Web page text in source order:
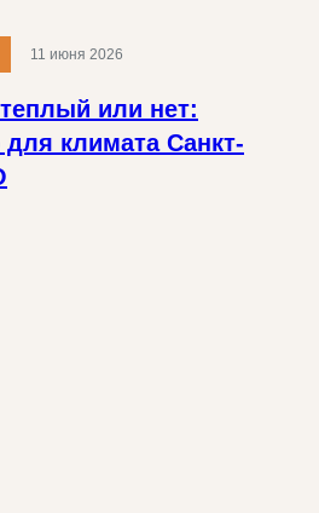
или нет:
климата Санкт-
11 июня 2026